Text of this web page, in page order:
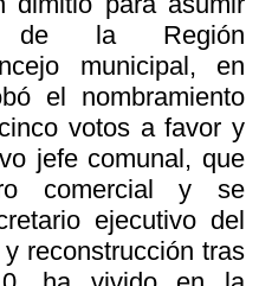
de la Región
municipal, en
el nombramiento
votos a favor y
jefe comunal, que
comercial y se
ejecutivo del
reconstrucción tras